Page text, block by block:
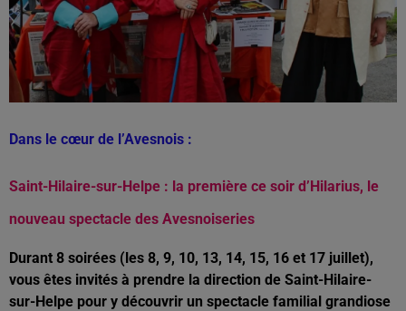
Dans le cœur de l’Avesnois :
Saint-Hilaire-sur-Helpe : la première ce soir d’Hilarius, le
nouveau spectacle des Avesnoiseries
Durant 8 soirées (les 8, 9, 10, 13, 14, 15, 16 et 17 juillet),
vous êtes invités à prendre la direction de Saint-Hilaire-
sur-Helpe pour y découvrir un spectacle familial grandiose